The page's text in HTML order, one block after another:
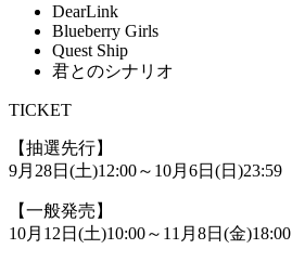
DearLink
Blueberry Girls
Quest Ship
君とのシナリオ
TICKET
【抽選先行】
9月28日(土)12:00～10月6日(日)23:59
【一般発売】
10月12日(土)10:00～11月8日(金)18:00